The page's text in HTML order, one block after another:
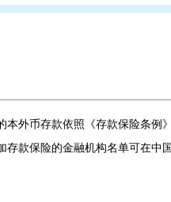
本外币存款依照《存款保险条例
存款保险的金融机构名单可在中